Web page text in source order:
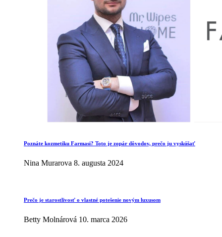
Poznáte kozmetiku Farmasi? Toto je zopár dôvodov, prečo ju vyskúšať
Nina Murarova 8. augusta 2024
Prečo je starostlivosť o vlastné potešenie novým luxusom
Betty Molnárová 10. marca 2026